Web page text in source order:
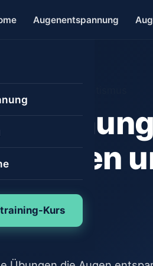
Augenentspannung
Kurs